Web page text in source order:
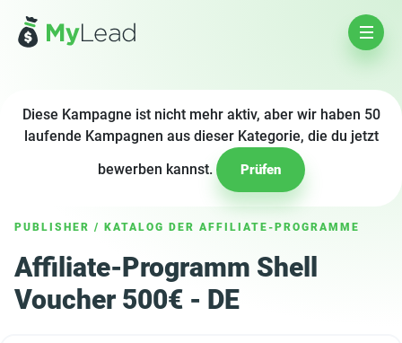
Diese Kampagne ist nicht mehr aktiv, aber wir haben 50
laufende Kampagnen aus dieser Kategorie, die du jetzt
bewerben kannst.
Prüfen
PUBLISHER / KATALOG DER AFFILIATE-PROGRAMME
Affiliate-Programm Shell
Voucher 500€ - DE